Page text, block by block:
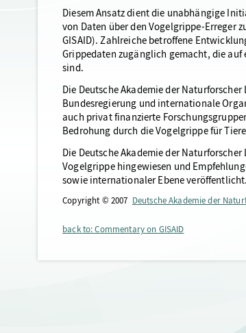
Diesem Ansatz dient die unabhängige
von Daten über den Vogelgrippe-Erreger
GISAID). Zahlreiche betroffene
Grippedaten zugänglich gemacht, die
sind.
Die Deutsche Akademie der
Bundesregierung und internationale
auch privat finanzierte
Bedrohung durch die Vogelgrippe für
Die Deutsche Akademie der
Vogelgrippe hingewiesen und
sowie internationaler Ebene veröffentlicht.
Copyright © 2007 Deutsche Akademie der
back to: Commentary on GISAID